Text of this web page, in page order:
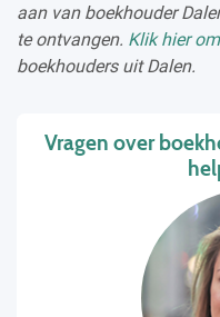
aan van boekhouder
te ontvangen. Klik hier
boekhouders uit Dalen.
Vragen over